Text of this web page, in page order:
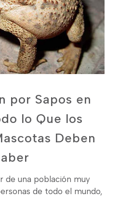
por Sapos en
lo Que los
Deben
de una población muy
de todo el mundo,